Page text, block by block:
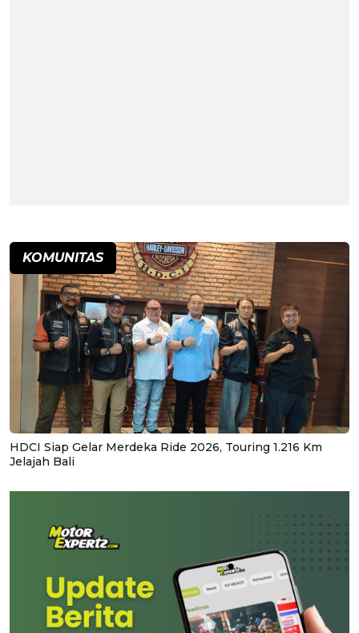
KOMUNITAS
HDCI Siap Gelar Merdeka Ride 2026, Touring 1.216 Km
Jelajah Bali